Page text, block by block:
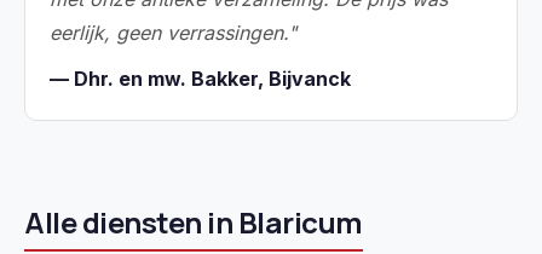
eerlijk, geen verrassingen."
— Dhr. en mw. Bakker, Bijvanck
Alle diensten in Blaricum